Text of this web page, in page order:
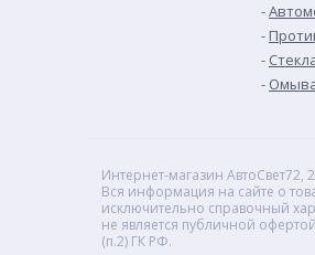
Интернет-магазин АвтоСвет72,
Вся информация на сайте о
исключительно справочный
не является публичной
(п.2) ГК РФ.